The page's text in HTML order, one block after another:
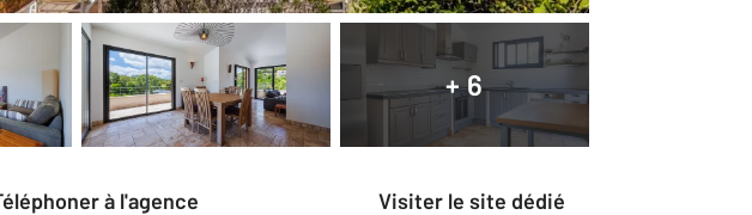
+ 6
Téléphoner à l'agence Visiter le site dédié